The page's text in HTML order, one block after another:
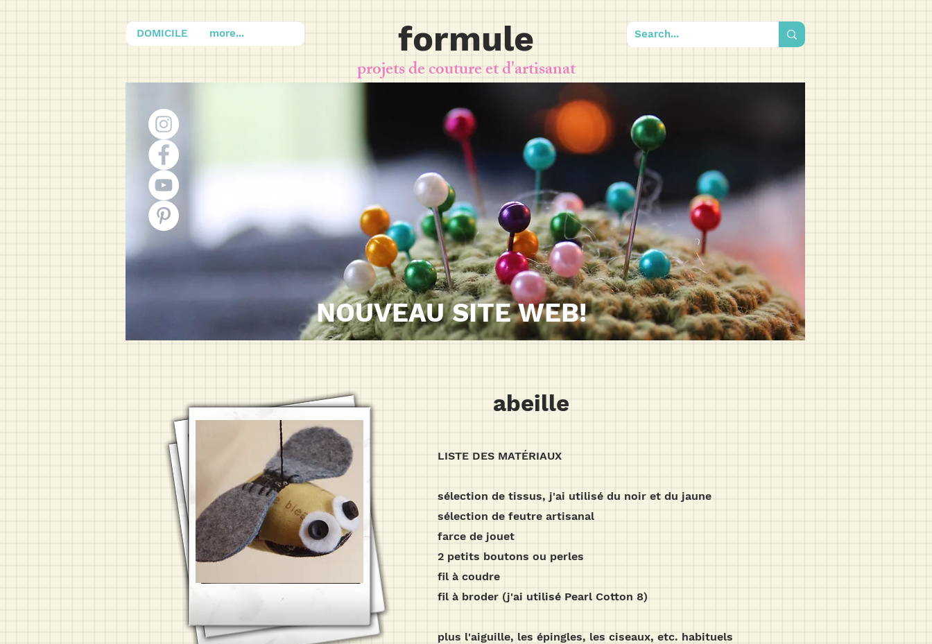
DOMICILE more... formule
projets de couture et d'artisanat
NOUVEAU SITE WEB!
abeille
LISTE DES MATÉRIAUX
sélection de tissus, j'ai utilisé du noir et du jaune
sélection de feutre artisanal
farce de jouet
2 petits boutons ou perles
fil à coudre
fil à broder (j'ai utilisé Pearl Cotton 8)
plus l'aiguille, les épingles, les ciseaux, etc. habituels